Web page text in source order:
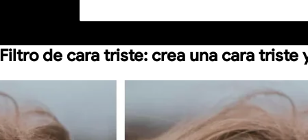
Filtro de cara triste: crea una cara triste